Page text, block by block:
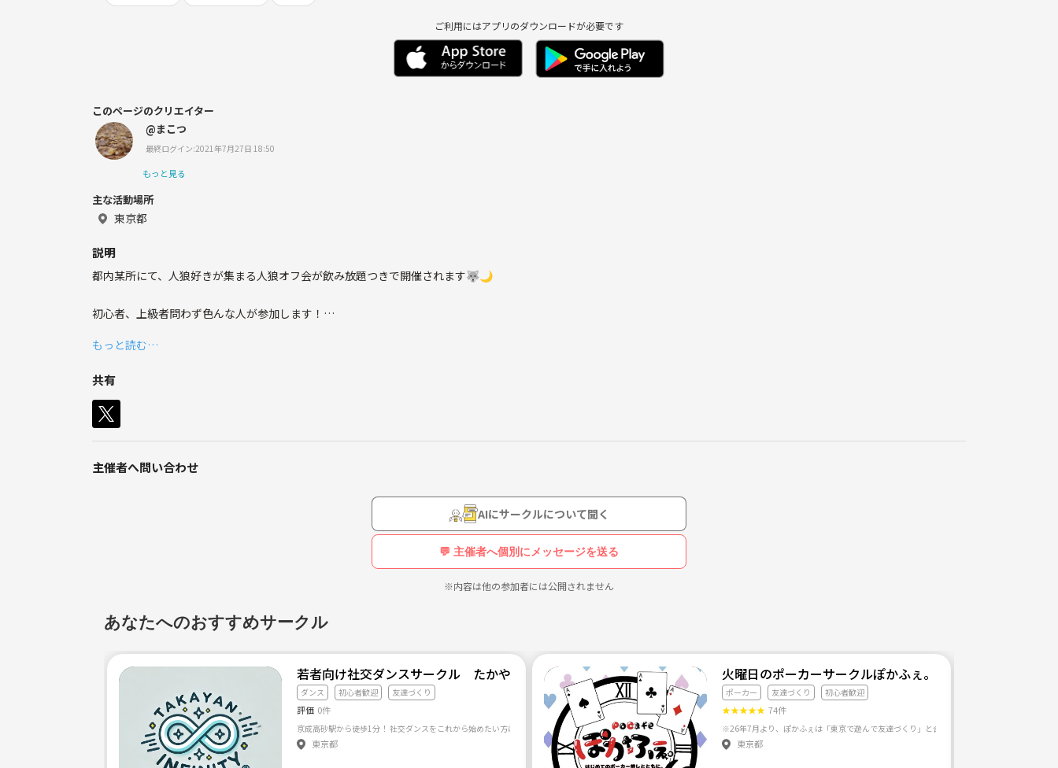
ご利用にはアプリのダウンロードが必要です
このページのクリエイター
@まこつ
最終ログイン:2021年7月27日 18:50
もっと見る
主な活動場所
東京都
説明
都内某所にて、人狼好きが集まる人狼オフ会が飲み放題つきで開催されます🐺🌙
初心者、上級者問わず色んな人が参加します！
年齢が幅広いので、男女職業問わず色んな方と交流できながら遊べるイベントだと思います🙌
ご興味ある方は、気軽にご連絡下さい🌟
もっと読む…
共有
主催者へ問い合わせ
AIにサークルについて聞く
💬 主催者へ個別にメッセージを送る
※内容は他の参加者には公開されません
あなたへのおすすめサークル
若者向け社交ダンスサークル たかやん♾️「初級版」京成高砂駅
ダンス 初心者歓迎 友達づくり
評価 0件
東京都
火曜日のポーカーサークルぽかふぇ。
ポーカー 友達づくり 初心者歓迎
★★★★★ 74件
東京都